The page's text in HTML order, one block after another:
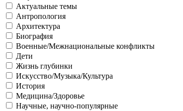
Актуальные темы
Антропология
Архитектура
Биография
Военные/Межнациональные конфликты
Дети
Жизнь глубинки
Искусство/Музыка/Культура
История
Медицина/Здоровье
Научные, научно-популярные